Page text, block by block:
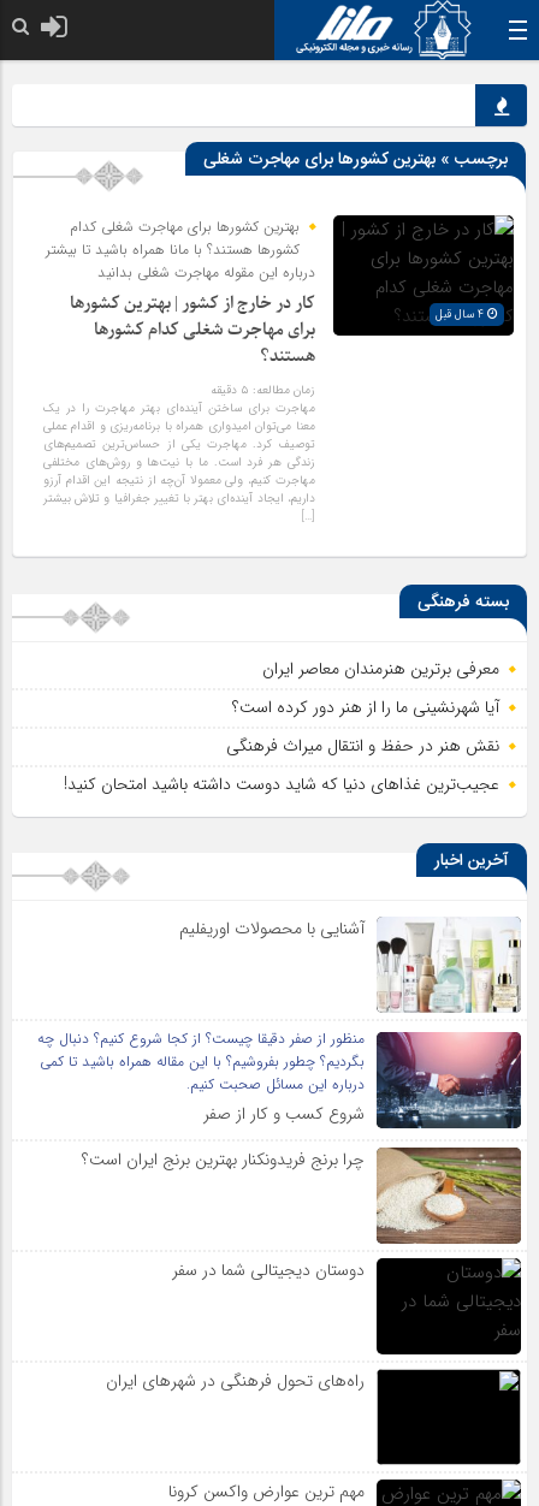
برچسب » بهترین کشورها برای مهاجرت شغلی
بهترین کشورها برای مهاجرت شغلی کدام
کشورها هستند؟ با مانا همراه باشید تا بیشتر
درباره این مقوله مهاجرت شغلی بدانید
کار در خارج از کشور | بهترین کشورها
برای مهاجرت شغلی کدام کشورها
هستند؟
زمان مطالعه: ۵ دقیقه
مهاجرت برای ساختن آینده‌ای بهتر مهاجرت را در یک
معنا می‌توان امیدواری همراه با برنامه‌ریزی و اقدام عملی
توصیف کرد. مهاجرت یکی از حساس‌ترین تصمیم‌های
زندگی هر فرد است. ما با نیت‌ها و روش‌های مختلفی
مهاجرت کنیم‌، ولی معمولا آن‌چه از نتیجه این اقدام آرزو
داریم، ایجاد آینده‌ای بهتر با تغییر جغرافیا و تلاش بیشتر
[…]
بسته فرهنگی
معرفی برترین هنرمندان معاصر ایران
آیا شهرنشینی ما را از هنر دور کرده است؟
نقش هنر در حفظ و انتقال میراث فرهنگی
عجیب‌ترین غذاهای دنیا که شاید دوست داشته باشید امتحان کنید!
آخرین اخبار
آشنایی با محصولات اوریفلیم
منظور از صفر دقیقا چیست؟ از کجا شروع کنیم؟ دنبال چه
بگردیم؟ چطور بفروشیم؟ با این مقاله همراه باشید تا کمی
درباره این مسائل صحبت کنیم.
شروع کسب و کار از صفر
چرا برنج فریدونکنار بهترین برنج ایران است؟
دوستان دیجیتالی شما در سفر
راه‌های تحول فرهنگی در شهرهای ایران
مهم ترین عوارض واکسن کرونا